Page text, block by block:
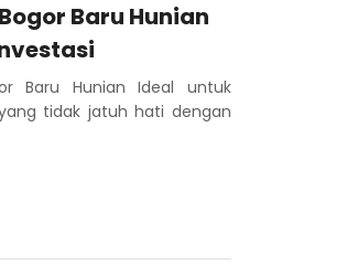
Baru Hunian
Baru Hunian Ideal untuk
tidak jatuh hati dengan